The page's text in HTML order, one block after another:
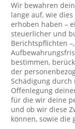
Wir bewahren
lange auf, wie
erhoben haben –
steuerlicher und
Berichtspflichten
bestimmen,
der
Schädigung
Offenlegung
für die wir deine
und ob wir diese
können, sowie die